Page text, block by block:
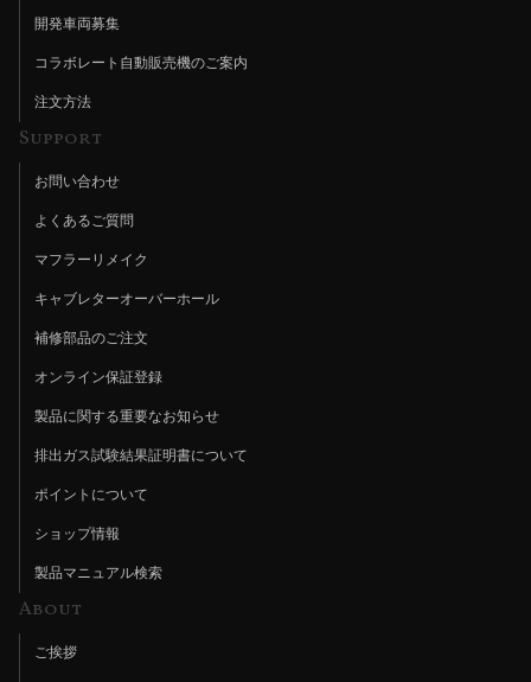
開発車両募集
コラボレート自動販売機のご案内
注文方法
Support
お問い合わせ
よくあるご質問
マフラーリメイク
キャブレターオーバーホール
補修部品のご注文
オンライン保証登録
製品に関する重要なお知らせ
排出ガス試験結果証明書について
ポイントについて
ショップ情報
製品マニュアル検索
About
ご挨拶